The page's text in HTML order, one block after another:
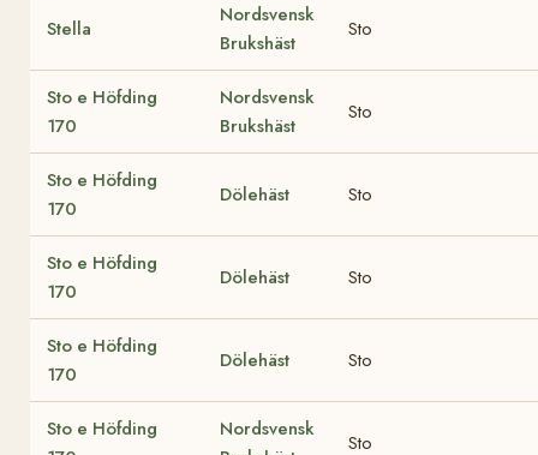
Stella
Nordsvensk
Brukshäst
Sto
Sto e Höfding
170
Nordsvensk
Brukshäst
Sto
Sto e Höfding
170
Dölehäst Sto
Sto e Höfding
170
Dölehäst Sto
Sto e Höfding
170
Dölehäst Sto
Sto e Höfding
Nordsvensk
Sto